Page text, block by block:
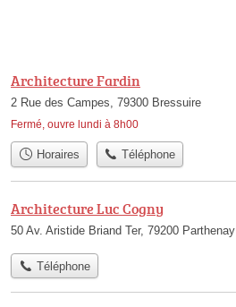
Architecture Fardin
2 Rue des Campes, 79300 Bressuire
Fermé, ouvre lundi à 8h00
Horaires Téléphone
Architecture Luc Cogny
50 Av. Aristide Briand Ter, 79200 Parthenay
Téléphone